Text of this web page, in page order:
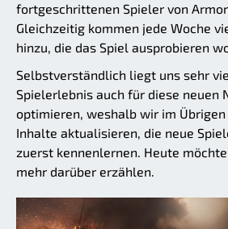
fortgeschrittenen Spieler von
Gleichzeitig kommen jede Woche
hinzu, die das Spiel ausprobieren
Selbstverständlich liegt uns sehr
Spielerlebnis auch für diese neuen
optimieren, weshalb wir im
Inhalte aktualisieren, die neue
zuerst kennenlernen. Heute
mehr darüber erzählen.